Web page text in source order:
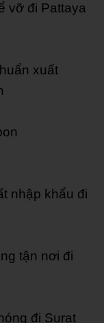
vỡ đi Pattaya
xuất
nhập khẩu đi
tận nơi đi
đi Surat